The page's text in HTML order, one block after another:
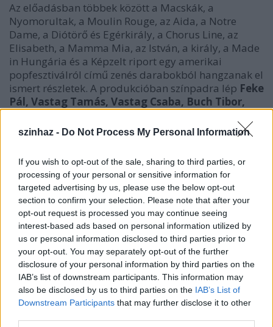
szinhaz - Do Not Process My Personal Information
If you wish to opt-out of the sale, sharing to third parties, or
processing of your personal or sensitive information for
targeted advertising by us, please use the below opt-out
section to confirm your selection. Please note that after your
opt-out request is processed you may continue seeing
interest-based ads based on personal information utilized by
us or personal information disclosed to third parties prior to
your opt-out. You may separately opt-out of the further
disclosure of your personal information by third parties on the
IAB’s list of downstream participants. This information may
also be disclosed by us to third parties on the IAB’s List of
Downstream Participants that may further disclose it to other
Az előadásban többek között a Macskák, a
Nyomorultak, a Moulin Rouge, az Aida, a Notre
Dame, a Diótörő és Egérkirály, a Chorus Line, az
Elisabeth, a Mamma Mia, az István, a király, a Made
in Hungária és a Képzelt riport egy amerikai
popfesztiválról című zenés darabokból hangzanak el
ismert részletek. A produkcióban színpadra lép Feke
Pál, Vastag Tamás, Vastag Csaba, Buch Tibor,
Színház művészei:Simon Andrea, Szőcs Erika,
Horváth Andor, Savanyu Gergely.
koreográfus
Szakál Attila